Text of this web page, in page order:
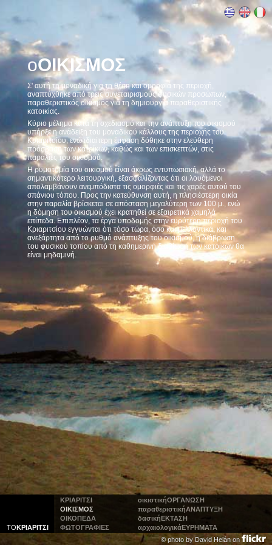
ΤΟΚΡΙΑΡΙΤΣΙ
ΚΡΙΑΡΙΤΣΙ
ΟΙΚΙΣΜΟΣ
οικιστικήΟΡΓΑΝΩΣΗ
παραθεριστικήΑΝΑΠΤΥΞΗ
δασικήΕΚΤΑΣΗ
αρχαιολογικάΕΥΡΗΜΑΤΑ
ΟΙΚΟΠΕΔΑ
ΦΩΤΟΓΡΑΦΙΕΣ
οΟΙΚΙΣΜΟΣ
Σ' αυτή τη μοναδική για τη θέση και ομορφιά της περιοχή,
αναπτύχθηκε από τρεις συνεταιρισμούς φυσικών προσώπων,
παραθεριστικός οικισμός για τη δημιουργία παραθεριστικής
κατοικίας.
Κύριο μέλημα κατά τη σχεδιασμό και την ανάπτυξη του οικισμού
υπήρξε η ανάδειξη του μοναδικού κάλλους της περιοχής του
Κριαριτσίου, ενώ ιδιαίτερη έμφαση δόθηκε στην ελεύθερη
πρόσβαση των κατοίκων, καθώς και των επισκεπτών, στις
παραλίες του οικισμού.
Η ρυμοτομία του οικισμού είναι άκρως εντυπωσιακή, αλλά το
σημαντικότερο λειτουργική, εξασφαλίζοντας ότι οι λουόμενοι
απολαμβάνουν ανεμπόδιστα τις ομορφιές και τις χαρές αυτού του
σπάνιου τόπου. Προς την κατεύθυνση αυτή, η πλησιέστερη οικία
στην παραλία βρίσκεται σε απόσταση μεγαλύτερη των 100 μ., ενώ
η δόμηση του οικισμού έχει κρατηθεί σε εξαιρετικά χαμηλά
επίπεδα. Επιπλέον, τα έργα υποδομής στην ευρύτερη περιοχή του
Κριαριτσίου εγγυώνται ότι τόσο τώρα, όσο και μελλοντικά, και
ανεξάρτητα από το ρυθμό ανάπτυξης του οικισμού, η διάβρωση
του φυσικού τοπίου από τη καθημερινή διαβίωση των κατοίκων θα
είναι μηδαμινή.
© photo by David Helán on